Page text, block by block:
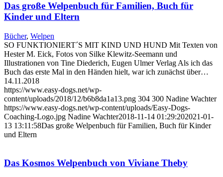
Das große Welpenbuch für Familien, Buch für
Kinder und Eltern
Bücher, Welpen
SO FUNKTIONIERT´S MIT KIND UND HUND Mit Texten von
Hester M. Eick, Fotos von Silke Klewitz-Seemann und
Illustrationen von Tine Diederich, Eugen Ulmer Verlag Als ich das
Buch das erste Mal in den Händen hielt, war ich zunächst über…
14.11.2018
https://www.easy-dogs.net/wp-
content/uploads/2018/12/b6b8da1a13.png 304 300 Nadine Wachter
https://www.easy-dogs.net/wp-content/uploads/Easy-Dogs-
Coaching-Logo.jpg Nadine Wachter2018-11-14 01:29:202021-01-
13 13:11:58Das große Welpenbuch für Familien, Buch für Kinder
und Eltern
Das Kosmos Welpenbuch von Viviane Theby